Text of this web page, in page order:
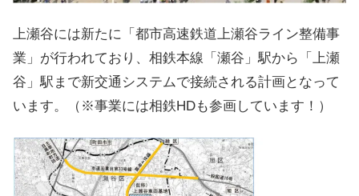
上瀬谷には新たに「都市高速鉄道上瀬谷ライン整備事
業」が行われており、相鉄本線「瀬谷」駅から「上瀬
谷」駅まで新交通システムで接続される計画となって
います。（※事業には相鉄HDも参画しています！）